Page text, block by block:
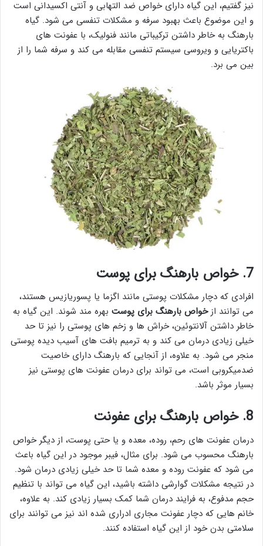
نیز گفتیم، این گیاه دارای خواص ضد التهابی و آنتی اکسیدانی است
و این موضوع باعث بهبود سرفه و مشکلات تنفسی می شود. گیاه
بارهنگ به خاطر داشتن ترکیباتی مانند فنولیک، با عفونت های
باکتریایی و ویروسی سیستم تنفسی مقابله می کند و سرفه شما را از
بین می برد.
7. خواص بارهنگ برای پوست
افرادی که دچار مشکلات پوستی مانند اگزما یا پسوریازیس هستند،
می توانند ازخواص بارهنگ برای پوست بهره مند شوند. این گیاه به
خاطر داشتن آلانتوئین، خراش ها و زخم های پوستی را نیز تا حد
خیلی زیادی درمان می کند و به ترمیم بافت های آسیب دیده پوستی
منجر می شود. به علاوه، از آنجایی که بارهنگ دارای خاصیت
ضدمیکروبی است، می تواند برای درمان عفونت های پوستی نیز
بسیار موثر باشد.
8. خواص بارهنگ برای عفونت
درمان عفونت های رحم، روده، معده و یا حتی پوست، از دیگر خواص
بارهنگ محسوب می شود. برای مثال، فیبر موجود در این گیاه باعث
می شود که عفونت روده و معده شما تا حد خیلی زیادی درمان شود.
در نتیجه مشکلات گوارشی داشته باشید، این گیاه می تواند با تنظیم
حجم مدفوع، به فرایند درمان شما کمک بسیار زیادی کند. به علاوه،
خانم هایی که دچار عفونت مجاری ادراری شده اند نیز می توانند برای
سلامتی بدن خود از این گیاه استفاده کنند.